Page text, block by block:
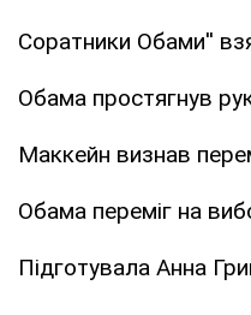
Соратники Обами''
Обама простягнув
Маккейн визнав
Обама переміг на
Підготувала Анна